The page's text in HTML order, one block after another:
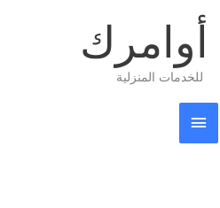
أوامرك
للخدمات المنزلية
القائمة
الرئيسية